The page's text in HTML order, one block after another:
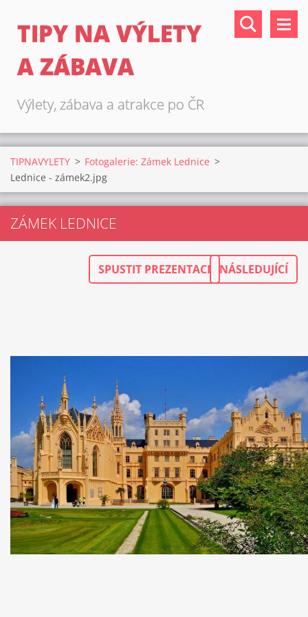
TIPY NA VÝLETY
A ZÁBAVA
Výlety, zábava a atrakce po ČR
TIPNAVYLETY > Fotogalerie: Zámek Lednice >
Lednice - zámek2.jpg
ZÁMEK LEDNICE
SPUSTIT PREZENTACI NÁSLEDUJÍCÍ